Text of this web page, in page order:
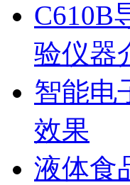
C610B
验仪器
智能电
效果
液体食